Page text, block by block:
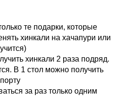
те подарки, которые
хинкали на хачапури или
хинкали 2 раза подряд.
В 1 стол можно получить
за раз только одним